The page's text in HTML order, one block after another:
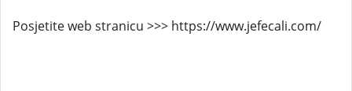
Posjetite web stranicu >>> https://www.jefecali.com/